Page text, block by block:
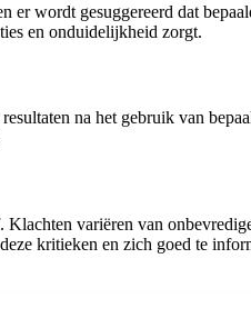
wordt gesuggereerd dat
en onduidelijkheid zorgt.
na het gebruik van
variëren van
kritieken en zich goed te